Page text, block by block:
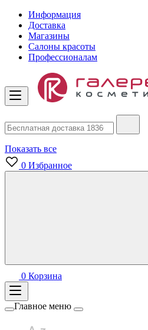
Информация
Доставка
Магазины
Салоны красоты
Профессионалам
Показать все
0 Избранное
0 Корзина
Главное меню